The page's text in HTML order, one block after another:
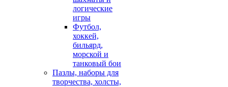
логические
игры
Футбол,
хоккей,
бильярд,
морской и
танковый бои
Пазлы, наборы для
творчества, холсты,